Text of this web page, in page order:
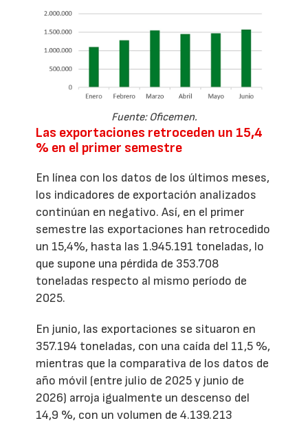
Fuente: Oficemen.
Las exportaciones retroceden un 15,4
% en el primer semestre
En línea con los datos de los últimos meses,
los indicadores de exportación analizados
continúan en negativo. Así, en el primer
semestre las exportaciones han retrocedido
un 15,4%, hasta las 1.945.191 toneladas, lo
que supone una pérdida de 353.708
toneladas respecto al mismo período de
2025.
En junio, las exportaciones se situaron en
357.194 toneladas, con una caída del 11,5 %,
mientras que la comparativa de los datos de
año móvil (entre julio de 2025 y junio de
2026) arroja igualmente un descenso del
14,9 %, con un volumen de 4.139.213